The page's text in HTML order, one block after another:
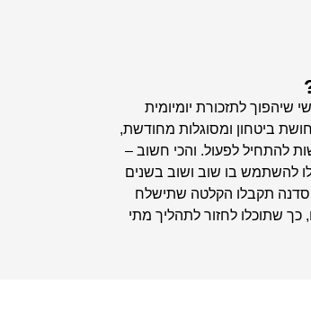
שיהפוך לתזכורת יומיומית
ביטחון ומסוגלות מחודשת,
להתחיל לפעול. והכי חשוב –
להשתמש בו שוב ושוב בשנים
תקבלו הקלטה שתישלח
שתוכלו לחזור לתהליך מתי